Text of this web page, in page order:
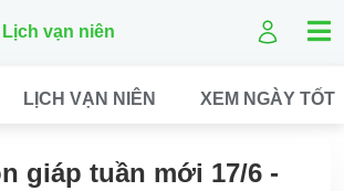
Lịch vạn niên
LỊCH VẠN NIÊN XEM NGÀY TỐT
giáp tuần mới 17/6 -